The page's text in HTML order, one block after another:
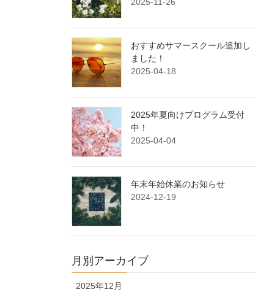
おすすめサマースクール追加し
ました！
2025-04-18
2025年夏向けプログラム受付
中！
2025-04-04
年末年始休業のお知らせ
2024-12-19
月別アーカイブ
2025年12月